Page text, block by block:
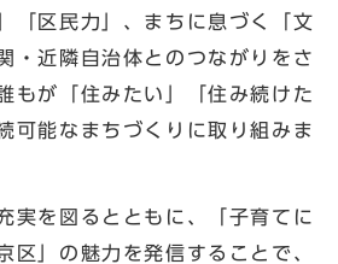
「区民力」、まちに息づく「文
・近隣自治体とのつながりをさ
もが「住みたい」「住み続けた
可能なまちづくりに取り組みま
実を図るとともに、「子育てに
区」の魅力を発信することで、